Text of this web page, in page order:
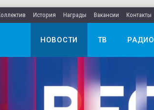
История Награды Вакансии Контакты
НОВОСТИ ТВ РАДИО